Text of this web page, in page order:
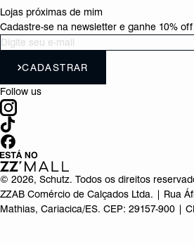
Lojas próximas de mim
Cadastre-se na newsletter e ganhe 10%
CADASTRAR
Follow us
© 2026, Schutz. Todos os direitos
ZZAB Comércio de Calçados Ltda. | Rua
Mathias, Cariacica/ES. CEP: 29157-900 |